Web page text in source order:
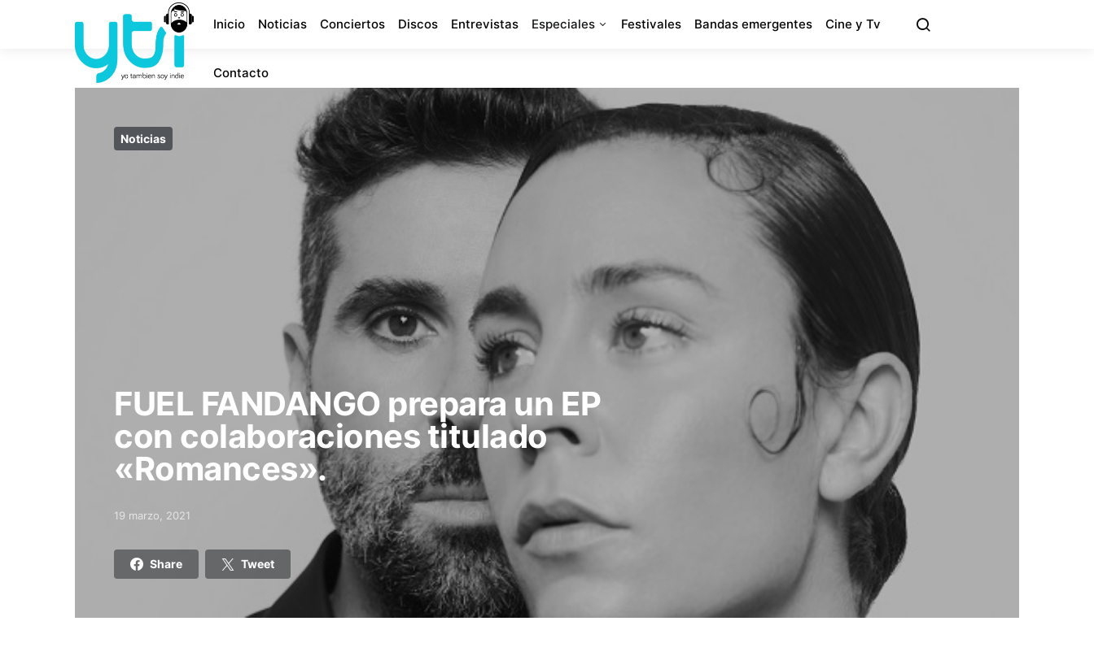
Inicio Noticias Conciertos Discos Entrevistas Especiales Festivales Bandas emergentes Cine y Tv
Contacto
Noticias
FUEL FANDANGO prepara un EP
con colaboraciones titulado
«Romances».
Posted on
19 marzo, 2021
Share Tweet